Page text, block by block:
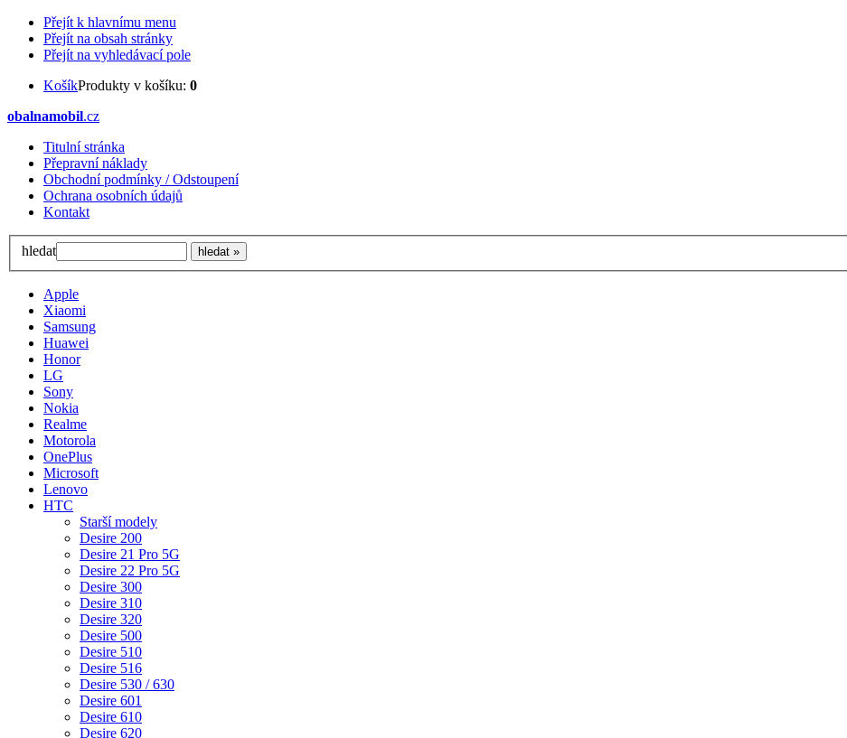
Přejít k hlavnímu menu
Přejít na obsah stránky
Přejít na vyhledávací pole
KošíkProdukty v košíku: 0
obalnamobil.cz
Titulní stránka
Přepravní náklady
Obchodní podmínky / Odstoupení
Ochrana osobních údajů
Kontakt
hledat
Apple
Xiaomi
Samsung
Huawei
Honor
LG
Sony
Nokia
Realme
Motorola
OnePlus
Microsoft
Lenovo
HTC
Starší modely
Desire 200
Desire 21 Pro 5G
Desire 22 Pro 5G
Desire 300
Desire 310
Desire 320
Desire 500
Desire 510
Desire 516
Desire 530 / 630
Desire 601
Desire 610
Desire 620